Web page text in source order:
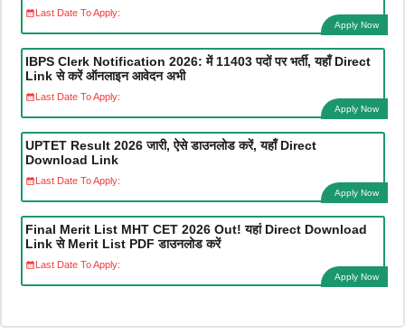
Last Date To Apply:
Apply Now
IBPS Clerk Notification 2026: में 11403 पदों पर भर्ती, यहाँ Direct
Link से करें ऑनलाइन आवेदन अभी
Last Date To Apply:
Apply Now
UPTET Result 2026 जारी, ऐसे डाउनलोड करें, यहाँ Direct
Download Link
Last Date To Apply:
Apply Now
Final Merit List MHT CET 2026 Out! यहां Direct Download
Link से Merit List PDF डाउनलोड करें
Last Date To Apply:
Apply Now